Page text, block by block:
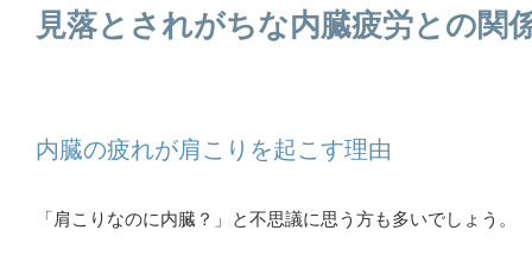
見落とされがちな内臓疲労との関
内臓の疲れが肩こりを起こす理由
「肩こりなのに内臓？」と不思議に思う方も多いでしょう。